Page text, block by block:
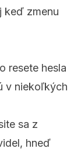
keď zmenu
resete hesla
v niekoľkých
sa z
hneď